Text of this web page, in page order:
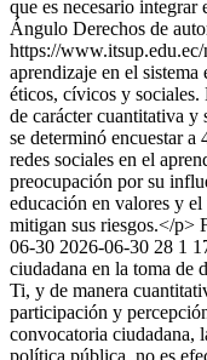
que es necesario
Ángulo Derechos de
https://
aprendizaje en el
éticos, cívicos y sociales.
de carácter cuantitativa y
se determinó encuestar
redes sociales en el
preocupación por su
educación en valores y el
mitigan sus riesgos.</p>
06-30 2026-06-30 28 1
ciudadana en la toma de
Ti, y de manera
participación y
convocatoria ciudadana,
política pública, no es